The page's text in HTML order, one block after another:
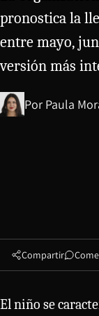
pronostica la
entre mayo,
versión más
Por Paula
Compartir
El niño se